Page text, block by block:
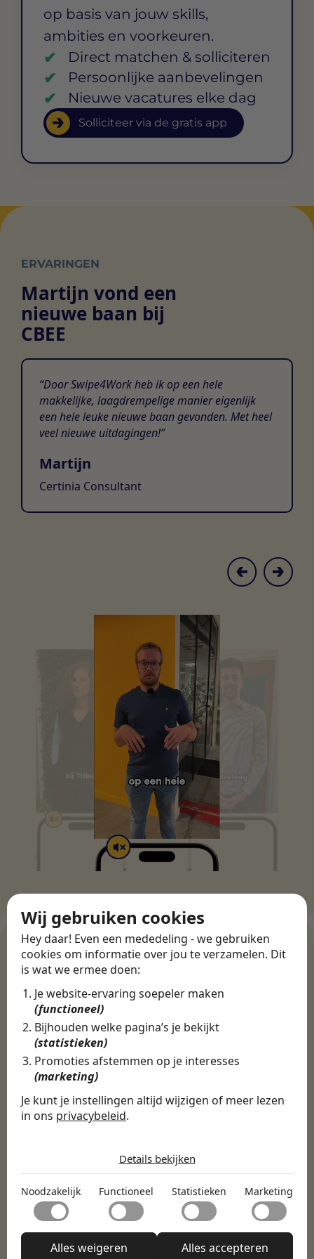
Wij gebruiken cookies
Hey daar! Even een mededeling - we gebruiken
cookies om informatie over jou te verzamelen. Dit
is wat we ermee doen:
Je website-ervaring soepeler maken
(functioneel)
Bijhouden welke pagina’s je bekijkt
(statistieken)
Promoties afstemmen op je interesses
(marketing)
Je kunt je instellingen altijd wijzigen of meer lezen
in ons privacybeleid.
Noodzakelijk
Noodzakelijke cookies helpen een website bruikbaar te
maken door basisfuncties zoals paginanavigatie en
toegang tot beveiligde delen van de website mogelijk te
maken. Zonder deze cookies kan de website niet naar
behoren functioneren.
Functioneel
onthouden welke de manier waarop de website zich
Statistieken
Details bekijken
Noodzakelijk Functioneel Statistieken Marketing
Alles weigeren Alles accepteren
op basis van jouw skills,
ambities en voorkeuren.
Direct matchen & solliciteren
Persoonlijke aanbevelingen
Nieuwe vacatures elke dag
Solliciteer via de gratis app
ERVARINGEN
Martijn vond een
nieuwe baan bij
CBEE
Door Swipe4Work heb ik op een hele
makkelijke, laagdrempelige manier eigenlijk
een hele leuke nieuwe baan gevonden. Met heel
veel nieuwe uitdagingen!
Martijn
Certinia Consultant
WERKGEVERS
Ontdek meer dan 500+
werkgevers
Finance, HR & administratie ICT
Horeca & Retail
Marketing & Communicatie
Onderwijs & Kinderopvang
Techniek, Productie, Logistiek & Groen